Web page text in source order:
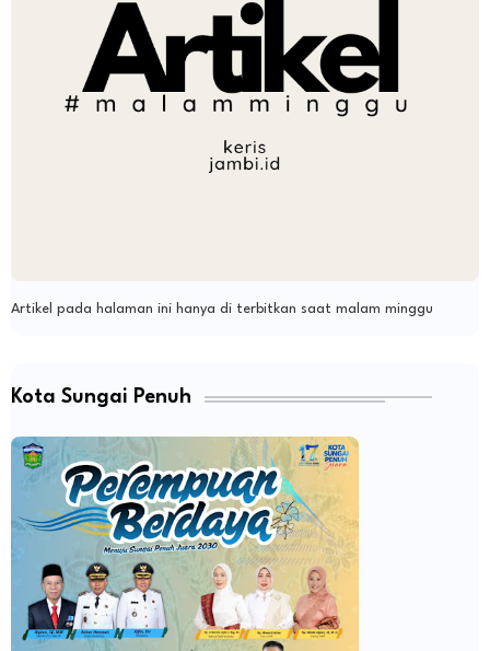
Artikel pada halaman ini hanya di terbitkan saat malam minggu
Kota Sungai Penuh